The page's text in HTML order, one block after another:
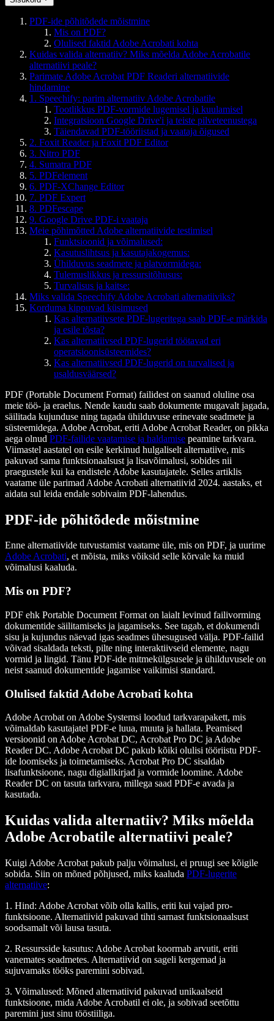
PDF-ide põhitõdede mõistmine
Mis on PDF?
Olulised faktid Adobe Acrobati kohta
Kuidas valida alternatiiv? Miks mõelda Adobe Acrobatile
alternatiivi peale?
Parimate Adobe Acrobat PDF Readeri alternatiivide
hindamine
1. Speechify: parim alternatiiv Adobe Acrobatile
Tootlikkus PDF-vormide lugemisel ja kuulamisel
Integratsioon Google Drive'i ja teiste pilveteenustega
Täiendavad PDF-tööriistad ja vaataja õigused
2. Foxit Reader ja Foxit PDF Editor
3. Nitro PDF
4. Sumatra PDF
5. PDFelement
6. PDF-XChange Editor
7. PDF Expert
8. PDFescape
9. Google Drive PDF-i vaataja
Meie põhimõtted Adobe alternatiivide testimisel
Funktsioonid ja võimalused:
Kasutuslihtsus ja kasutajakogemus:
Ühilduvus seadmete ja platvormidega:
Tulemuslikkus ja ressursitõhusus:
Turvalisus ja kaitse:
Miks valida Speechify Adobe Acrobati alternatiiviks?
Korduma kippuvad küsimused
Kas alternatiivsete PDF-lugeritega saab PDF-e märkida
ja esile tõsta?
Kas alternatiivsed PDF-lugerid töötavad eri
operatsioonisüsteemides?
Kas alternatiivsed PDF-lugerid on turvalised ja
usaldusväärsed?
PDF (Portable Document Format) failidest on saanud oluline osa
meie töö- ja eraelus. Nende kaudu saab dokumente mugavalt jagada,
säilitada kujunduse ning tagada ühilduvuse erinevate seadmete ja
süsteemidega. Adobe Acrobat, eriti Adobe Acrobat Reader, on pikka
aega olnud PDF-failide vaatamise ja haldamise peamine tarkvara.
Viimastel aastatel on esile kerkinud hulgaliselt alternatiive, mis
pakuvad sama funktsionaalsust ja lisavõimalusi, sobides nii
praegustele kui ka endistele Adobe kasutajatele. Selles artiklis
vaatame üle parimad Adobe Acrobati alternatiivid 2024. aastaks, et
aidata sul leida endale sobivaim PDF-lahendus.
PDF-ide põhitõdede mõistmine
Enne alternatiivide tutvustamist vaatame üle, mis on PDF, ja uurime
Adobe Acrobati, et mõista, miks võiksid selle kõrvale ka muid
võimalusi kaaluda.
Mis on PDF?
PDF ehk Portable Document Format on laialt levinud failivorming
dokumentide säilitamiseks ja jagamiseks. See tagab, et dokumendi
sisu ja kujundus näevad igas seadmes ühesugused välja. PDF-failid
võivad sisaldada teksti, pilte ning interaktiivseid elemente, nagu
vormid ja lingid. Tänu PDF-ide mitmekülgsusele ja ühilduvusele on
neist saanud dokumentide jagamise vaikimisi standard.
Olulised faktid Adobe Acrobati kohta
Adobe Acrobat on Adobe Systemsi loodud tarkvarapakett, mis
võimaldab kasutajatel PDF-e luua, muuta ja hallata. Peamised
versioonid on Adobe Acrobat DC, Acrobat Pro DC ja Adobe
Reader DC. Adobe Acrobat DC pakub kõiki olulisi tööriistu PDF-
ide loomiseks ja toimetamiseks. Acrobat Pro DC sisaldab
lisafunktsioone, nagu digiallkirjad ja vormide loomine. Adobe
Reader DC on tasuta tarkvara, millega saad PDF-e avada ja
kasutada.
Kuidas valida alternatiiv? Miks mõelda
Adobe Acrobatile alternatiivi peale?
Kuigi Adobe Acrobat pakub palju võimalusi, ei pruugi see kõigile
sobida. Siin on mõned põhjused, miks kaaluda PDF-lugerite
alternatiive:
1. Hind: Adobe Acrobat võib olla kallis, eriti kui vajad pro-
funktsioone. Alternatiivid pakuvad tihti sarnast funktsionaalsust
soodsamalt või lausa tasuta.
2. Ressursside kasutus: Adobe Acrobat koormab arvutit, eriti
vanemates seadmetes. Alternatiivid on sageli kergemad ja
sujuvamaks tööks paremini sobivad.
3. Võimalused: Mõned alternatiivid pakuvad unikaalseid
funktsioone, mida Adobe Acrobatil ei ole, ja sobivad seetõttu
paremini just sinu tööstiiliga.